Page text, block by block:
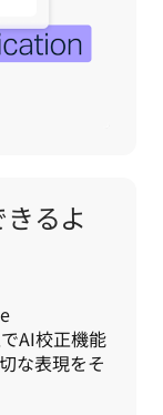
るよ
AI校正機能
な表現をそ